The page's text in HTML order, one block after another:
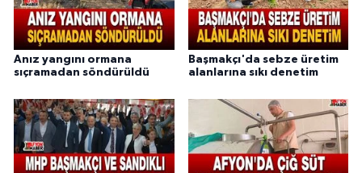
Anız yangını ormana
sıçramadan söndürüldü
Başmakçı'da sebze üretim
alanlarına sıkı denetim